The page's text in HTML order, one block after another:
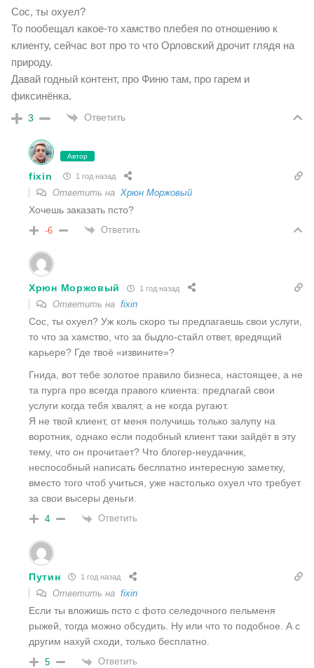
Сос, ты охуел?
То пообещал какое-то хамство плебея по отношению к
клиенту, сейчас вот про то что Орловский дрочит глядя на
природу.
Давай годный контент, про Финю там, про гарем и
фиксинёнка.
3 Ответить
Автор
fixin 1 год назад
Ответить на Хрюн Моржовый
Хочешь заказать псто?
-6 Ответить
Хрюн Моржовый 1 год назад
Ответить на fixin
Сос, ты охуел? Уж коль скоро ты предлагаешь свои услуги,
то что за хамство, что за быдло-стайл ответ, вредящий
карьере? Где твоё «извините»?
Гнида, вот тебе золотое правило бизнеса, настоящее, а не
та пурга про всегда правого клиента: предлагай свои
услуги когда тебя хвалят, а не когда ругают.
Я не твой клиент, от меня получишь только залупу на
воротник, однако если подобный клиент таки зайдёт в эту
тему, что он прочитает? Что блогер-неудачник,
неспособный написать беслпатно интересную заметку,
вместо того чтоб учиться, уже настолько охуел что требует
за свои высеры деньги.
4 Ответить
Путин 1 год назад
Ответить на fixin
Если ты вложишь псто с фото селедочного пельменя
рыжей, тогда можно обсудить. Ну или что то подобное. А с
другим нахуй сходи, только бесплатно.
5 Ответить